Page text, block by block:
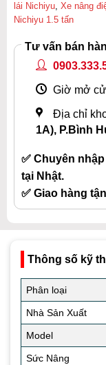
lái Nichiyu, Xe nâng
Nichiyu 1.5 tấn
Tư vấn bán
Giờ mở
Địa chỉ
1A), P.Bình
✅ Chuyên
tại Nhật.
✅ Giao hàng
Thông số kỹ
Phân loại
Nhà Sản Xuất
Model
Sức Nâng